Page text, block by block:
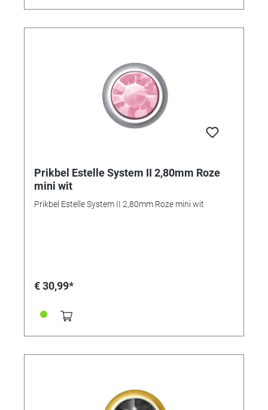
Prikbel Estelle System II 2,80mm Roze
mini wit
Prikbel Estelle System II 2,80mm Roze mini wit
€ 30,99*